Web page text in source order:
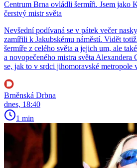
Centrum Brna ovládli šermíři. Jsem jako
čerstvý mistr světa
Nevšední podívaná se v pátek večer
zamířili k Jakubskému náměstí. Vidět
šermíře z celého světa a jejich um, ale
a novopečeného mistra světa Alexandera
se, jak to v srdci jihomoravské metropole
Brněnská Drbna
dnes, 18:40
1 min